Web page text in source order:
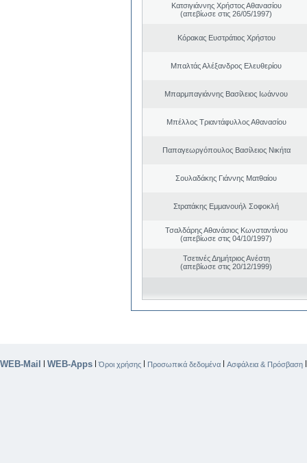
Κατσιγιάννης Χρήστος Αθανασίου
(απεβίωσε στις 26/05/1997)
Κόρακας Ευστράτιος Χρήστου
Μπαλτάς Αλέξανδρος Ελευθερίου
Μπαρμπαγιάννης Βασίλειος Ιωάννου
Μπέλλος Τριαντάφυλλος Αθανασίου
Παπαγεωργόπουλος Βασίλειος Νικήτα
Σουλαδάκης Γιάννης Ματθαίου
Στρατάκης Εμμανουήλ Σοφοκλή
Τσαλδάρης Αθανάσιος Κωνσταντίνου
(απεβίωσε στις 04/10/1997)
Τσετινές Δημήτριος Ανέστη
(απεβίωσε στις 20/12/1999)
WEB-Mail | WEB-Apps |Όροι χρήσης | Προσωπικά δεδομένα | Ασφάλεια & Πρόσβαση